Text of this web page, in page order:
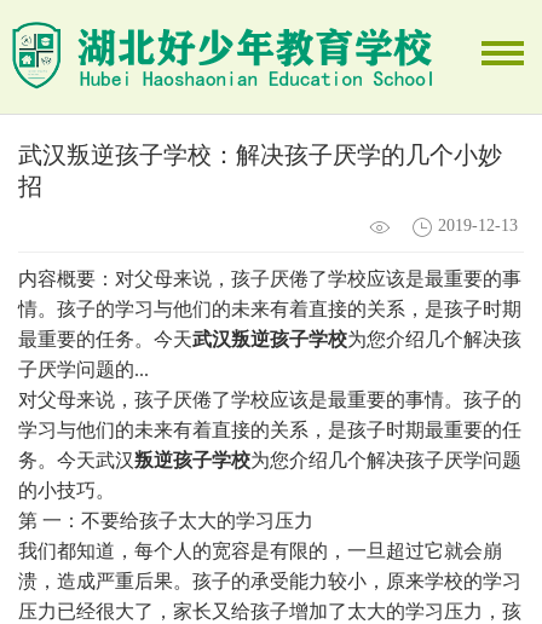
武汉叛逆孩子学校：解决孩子厌学的几个小妙
招
2019-12-13
内容概要：对父母来说，孩子厌倦了学校应该是最重要的事
情。孩子的学习与他们的未来有着直接的关系，是孩子时期
最重要的任务。今天武汉叛逆孩子学校为您介绍几个解决孩
子厌学问题的...
对父母来说，孩子厌倦了学校应该是最重要的事情。孩子的
学习与他们的未来有着直接的关系，是孩子时期最重要的任
务。今天武汉叛逆孩子学校为您介绍几个解决孩子厌学问题
的小技巧。
第 一：不要给孩子太大的学习压力
我们都知道，每个人的宽容是有限的，一旦超过它就会崩
溃，造成严重后果。孩子的承受能力较小，原来学校的学习
压力已经很大了，家长又给孩子增加了太大的学习压力，孩